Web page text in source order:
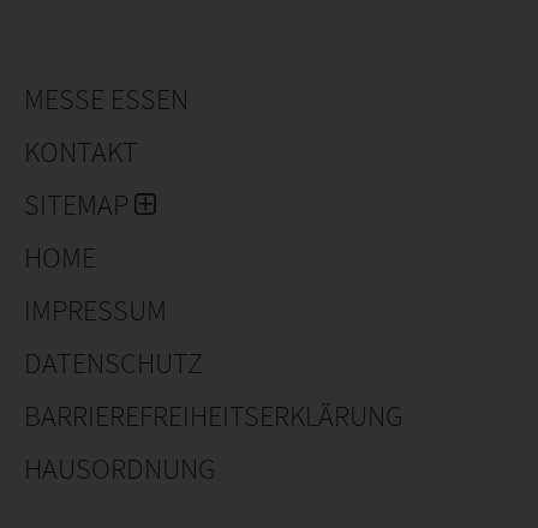
MESSE ESSEN
KONTAKT
SITEMAP
HOME
IMPRESSUM
DATENSCHUTZ
BARRIEREFREIHEITSERKLÄRUNG
HAUSORDNUNG